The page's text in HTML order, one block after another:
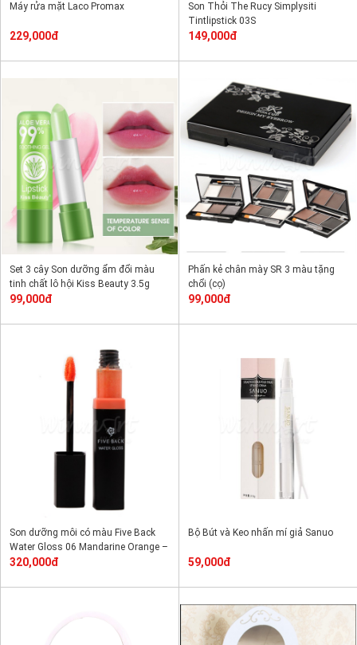
Máy rửa mặt Laco Promax
229,000đ
Son Thỏi The Rucy Simplysiti
Tintlipstick 03S
149,000đ
Set 3 cây Son dưỡng ẩm đổi màu
tinh chất lô hội Kiss Beauty 3.5g
99,000đ
Phấn kẻ chân mày SR 3 màu tặng
chổi (cọ)
99,000đ
Son dưỡng môi có màu Five Back
Water Gloss 06 Mandarine Orange –
Cam quýt
320,000đ
Bộ Bút và Keo nhấn mí giả Sanuo
59,000đ